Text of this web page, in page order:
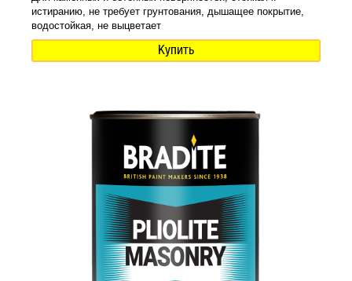
истиранию, не требует грунтования, дышащее покрытие,
водостойкая, не выцветает
Купить